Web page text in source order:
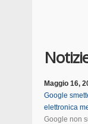
Maggio 16,
Google
elettronica
Google non